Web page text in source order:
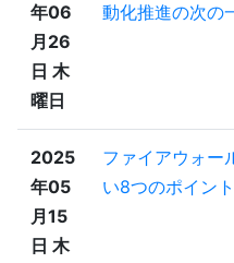
年06
月26
日 木
曜日
動化推進の次の
2025
年05
月15
日 木
ファイアウォー
い8つのポイント